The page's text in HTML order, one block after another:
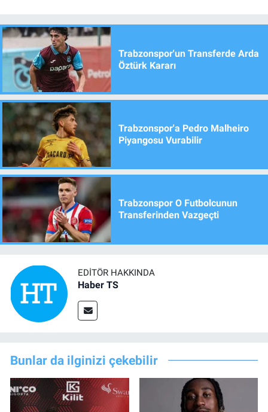
Trabzonspor'un Transferde Arda
Öztürk Kararı
Trabzonspor'a Pedro Malheiro
Piyangosu Vurabilir
Trabzonspor O Futbolcunun
Transferinden Vazgeçti
EDITÖR HAKKINDA
Haber TS
Bunlar da ilginizi çekebilir